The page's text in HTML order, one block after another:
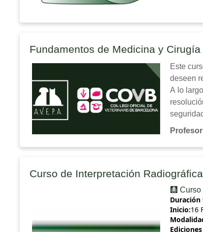
Fundamentos de Medicina y
Este
deseen
A lo
Curso de Interpretación
🩻
Inicio:16